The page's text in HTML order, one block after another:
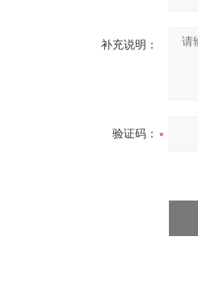
补充说明：
验证码：